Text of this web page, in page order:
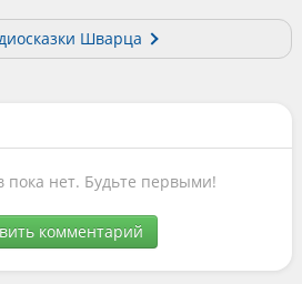
Шварца
пока нет. Будьте первыми!
комментарий